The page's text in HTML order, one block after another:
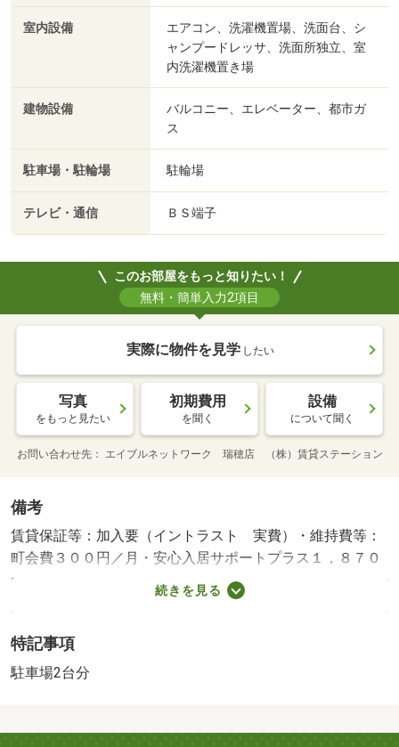
室内設備
エアコン、洗濯機置場、洗面台、シ
ャンプードレッサ、洗面所独立、室
内洗濯機置き場
建物設備
バルコニー、エレベーター、都市ガ
ス
駐車場・駐輪場 駐輪場
テレビ・通信 ＢＳ端子
このお部屋をもっと知りたい！
無料・簡単入力2項目
実際に物件を見学 したい
写真
をもっと見たい
初期費用
を聞く
設備
について聞く
お問い合わせ先 エイブルネットワーク 瑞穂店 （株）賃貸ステーション
備考
賃貸保証等：加入要（イントラスト 実費）・維持費等：
町会費３００円／月・安心入居サポートプラス１，８７０
円／月・エレベーター付きＲＣマンション！高層階眺め最
高です♪嬉しい都市ガスの物件。設備充実の２ＬＤＫ！・駐
続きを見る
特記事項
駐車場2台分